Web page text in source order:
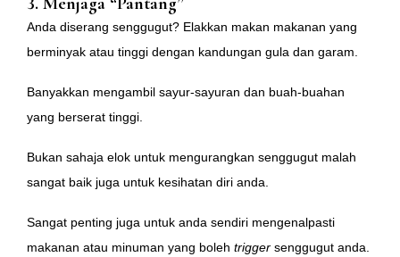
Anda diserang senggugut? Elakkan makan makanan yang
berminyak atau tinggi dengan kandungan gula dan garam.
Banyakkan mengambil sayur-sayuran dan buah-buahan
yang berserat tinggi.
Bukan sahaja elok untuk mengurangkan senggugut malah
sangat baik juga untuk kesihatan diri anda.
Sangat penting juga untuk anda sendiri mengenalpasti
makanan atau minuman yang boleh trigger senggugut anda.